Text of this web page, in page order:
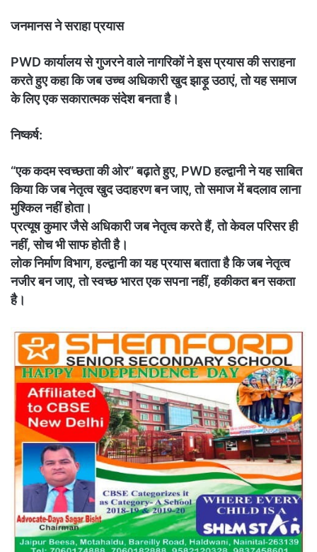
जनमानस ने सराहा प्रयास
PWD कार्यालय से गुजरने वाले नागरिकों ने इस प्रयास की सराहना
करते हुए कहा कि जब उच्च अधिकारी खुद झाड़ू उठाएं, तो यह समाज
के लिए एक सकारात्मक संदेश बनता है।
निष्कर्ष:
“एक कदम स्वच्छता की ओर” बढ़ाते हुए, PWD हल्द्वानी ने यह साबित
किया कि जब नेतृत्व खुद उदाहरण बन जाए, तो समाज में बदलाव लाना
मुश्किल नहीं होता।
प्रत्यूष कुमार जैसे अधिकारी जब नेतृत्व करते हैं, तो केवल परिसर ही
नहीं, सोच भी साफ होती है।
लोक निर्माण विभाग, हल्द्वानी का यह प्रयास बताता है कि जब नेतृत्व
नजीर बन जाए, तो स्वच्छ भारत एक सपना नहीं, हकीकत बन सकता
है।